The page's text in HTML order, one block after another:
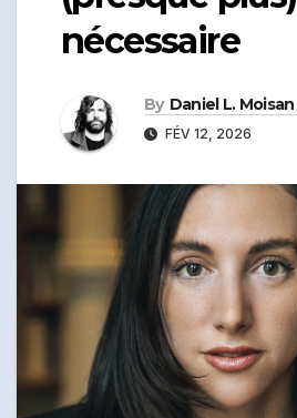
nécessaire
By Daniel L. Moisan
FÉV 12, 2026